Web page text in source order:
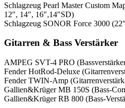
Schlagzeug Pearl Master Custom
12″, 14″, 16″,14″SD)
Schlagzeug SONOR Force 3000
Gitarren & Bass Verstärker
AMPEG SVT-4 PRO
Fender HotRod-Deluxe
Fender TWIN-Amp
Gallien&Krüger MB 150S (Bass-
Gallien&Krüger RB 800 (Bass-